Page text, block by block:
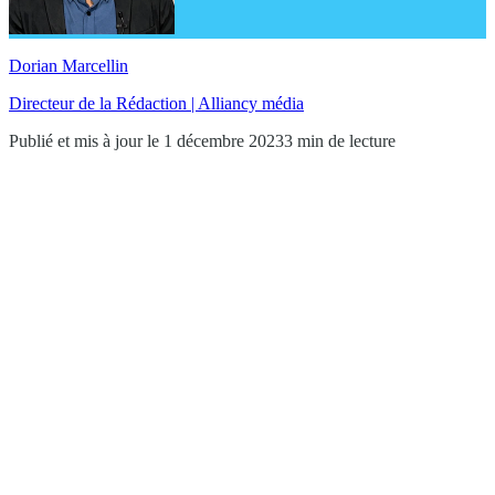
Dorian Marcellin
Directeur de la Rédaction | Alliancy média
Publié et mis à jour le 1 décembre 20233 min de lecture